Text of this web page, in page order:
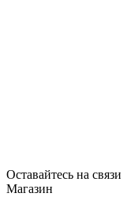
Оставайтесь на связи
Магазин